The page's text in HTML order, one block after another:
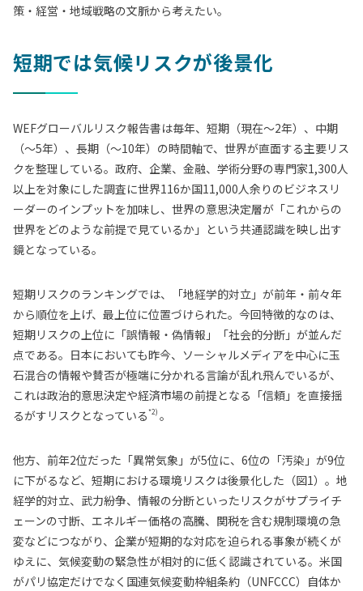
策・経営・地域戦略の文脈から考えたい。
短期では気候リスクが後景化
WEFグローバルリスク報告書は毎年、短期（現在〜2年）、中期
（〜5年）、長期（〜10年）の時間軸で、世界が直面する主要リス
クを整理している。政府、企業、金融、学術分野の専門家1,300人
以上を対象にした調査に世界116か国11,000人余りのビジネスリ
ーダーのインプットを加味し、世界の意思決定層が「これからの
世界をどのような前提で見ているか」という共通認識を映し出す
鏡となっている。
短期リスクのランキングでは、「地経学的対立」が前年・前々年
から順位を上げ、最上位に位置づけられた。今回特徴的なのは、
短期リスクの上位に「誤情報・偽情報」「社会的分断」が並んだ
点である。日本においても昨今、ソーシャルメディアを中心に玉
石混合の情報や賛否が極端に分かれる言論が乱れ飛んでいるが、
これは政治的意思決定や経済市場の前提となる「信頼」を直接揺
るがすリスクとなっている*2) 。
他方、前年2位だった「異常気象」が5位に、6位の「汚染」が9位
に下がるなど、短期における環境リスクは後景化した（図1）。地
経学的対立、武力紛争、情報の分断といったリスクがサプライチ
ェーンの寸断、エネルギー価格の高騰、関税を含む規制環境の急
変などにつながり、企業が短期的な対応を迫られる事象が続くが
ゆえに、気候変動の緊急性が相対的に低く認識されている。米国
がパリ協定だけでなく国連気候変動枠組条約（UNFCCC）自体か